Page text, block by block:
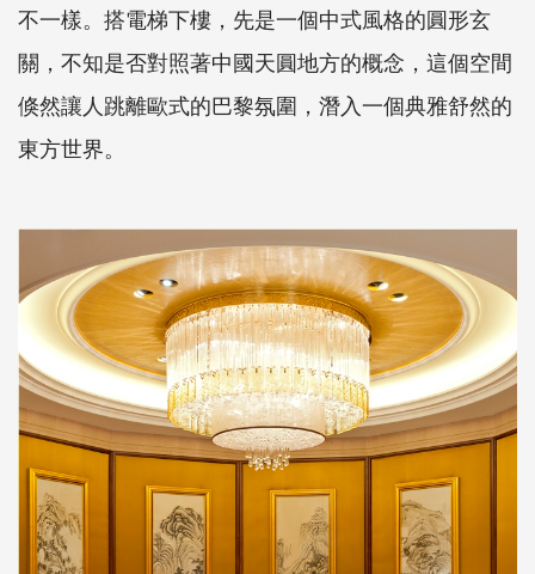
不一樣。搭電梯下樓，先是一個中式風格的圓形玄
關，不知是否對照著中國天圓地方的概念，這個空間
倏然讓人跳離歐式的巴黎氛圍，潛入一個典雅舒然的
東方世界。